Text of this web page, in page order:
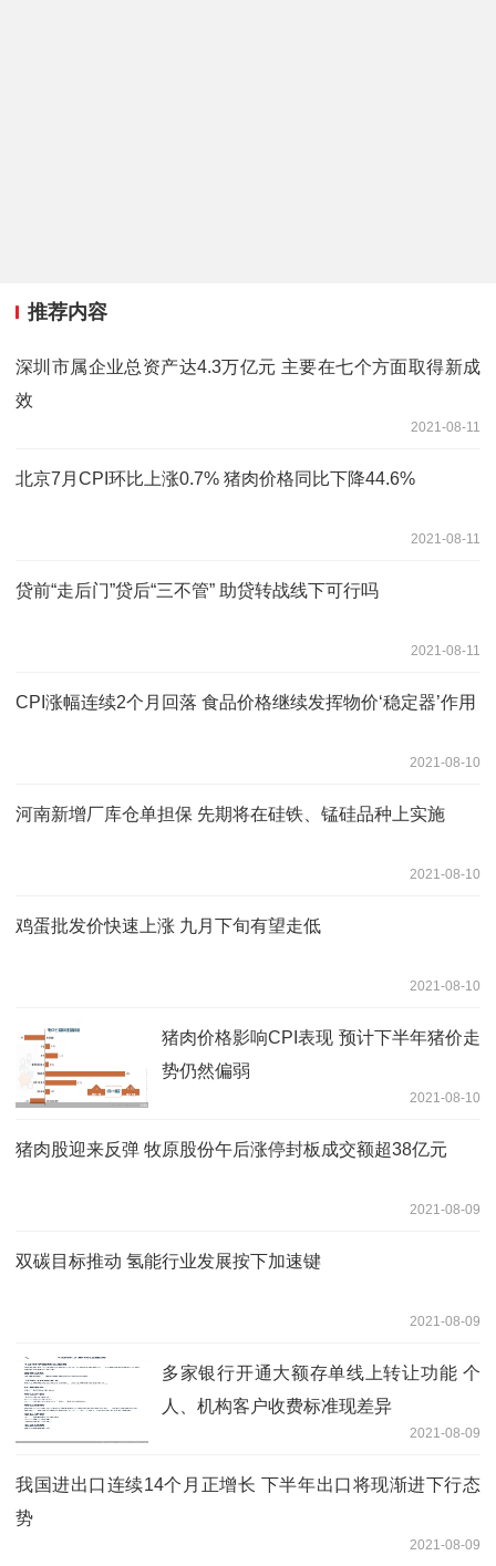
推荐内容
深圳市属企业总资产达4.3万亿元 主要在七个方面取得新成
效
2021-08-11
北京7月CPI环比上涨0.7% 猪肉价格同比下降44.6%
2021-08-11
贷前“走后门”贷后“三不管” 助贷转战线下可行吗
2021-08-11
CPI涨幅连续2个月回落 食品价格继续发挥物价‘稳定器’作用
2021-08-10
河南新增厂库仓单担保 先期将在硅铁、锰硅品种上实施
2021-08-10
鸡蛋批发价快速上涨 九月下旬有望走低
2021-08-10
猪肉价格影响CPI表现 预计下半年猪价走
势仍然偏弱
2021-08-10
猪肉股迎来反弹 牧原股份午后涨停封板成交额超38亿元
2021-08-09
双碳目标推动 氢能行业发展按下加速键
2021-08-09
多家银行开通大额存单线上转让功能 个
人、机构客户收费标准现差异
2021-08-09
我国进出口连续14个月正增长 下半年出口将现渐进下行态
势
2021-08-09